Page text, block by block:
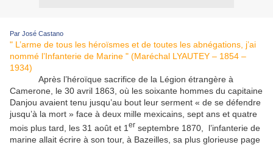
Par José Castano
" L’arme de tous les héroïsmes et de toutes les abnégations, j’ai
nommé l’Infanterie de Marine " (Maréchal LYAUTEY – 1854 –
1934)
Après l’héroïque sacrifice de la Légion étrangère à
Camerone, le 30 avril 1863, où les soixante hommes du capitaine
Danjou avaient tenu jusqu’au bout leur serment « de se défendre
jusqu’à la mort » face à deux mille mexicains, sept ans et quatre
mois plus tard, les 31 août et 1 er septembre 1870, l’infanterie de
marine allait écrire à son tour, à Bazeilles, sa plus glorieuse page